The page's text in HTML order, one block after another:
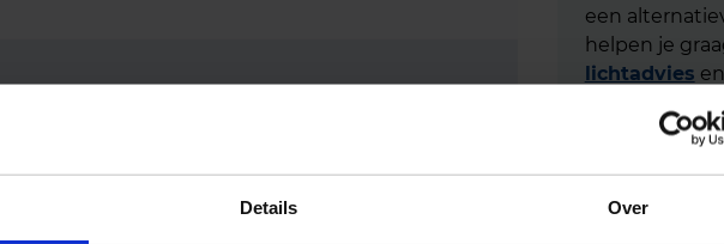
Details Over
een
helpen je
lichtadvies
oplossing.
te nemen.